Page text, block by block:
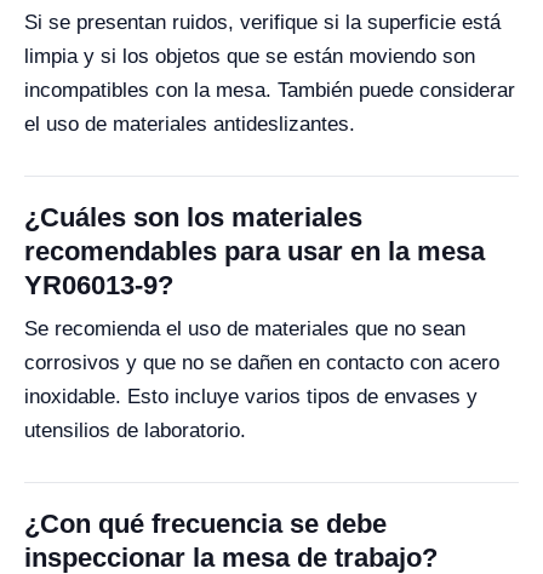
Si se presentan ruidos, verifique si la superficie está
limpia y si los objetos que se están moviendo son
incompatibles con la mesa. También puede considerar
el uso de materiales antideslizantes.
¿Cuáles son los materiales
recomendables para usar en la mesa
YR06013-9?
Se recomienda el uso de materiales que no sean
corrosivos y que no se dañen en contacto con acero
inoxidable. Esto incluye varios tipos de envases y
utensilios de laboratorio.
¿Con qué frecuencia se debe
inspeccionar la mesa de trabajo?